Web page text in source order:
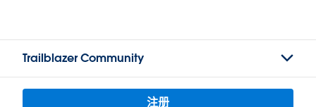
Trailblazer Community
注册